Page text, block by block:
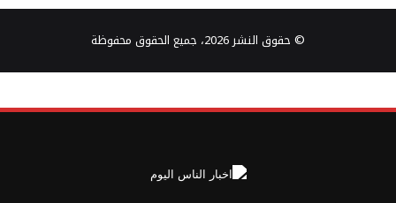
© حقوق النشر 2026، جميع الحقوق محفوظة